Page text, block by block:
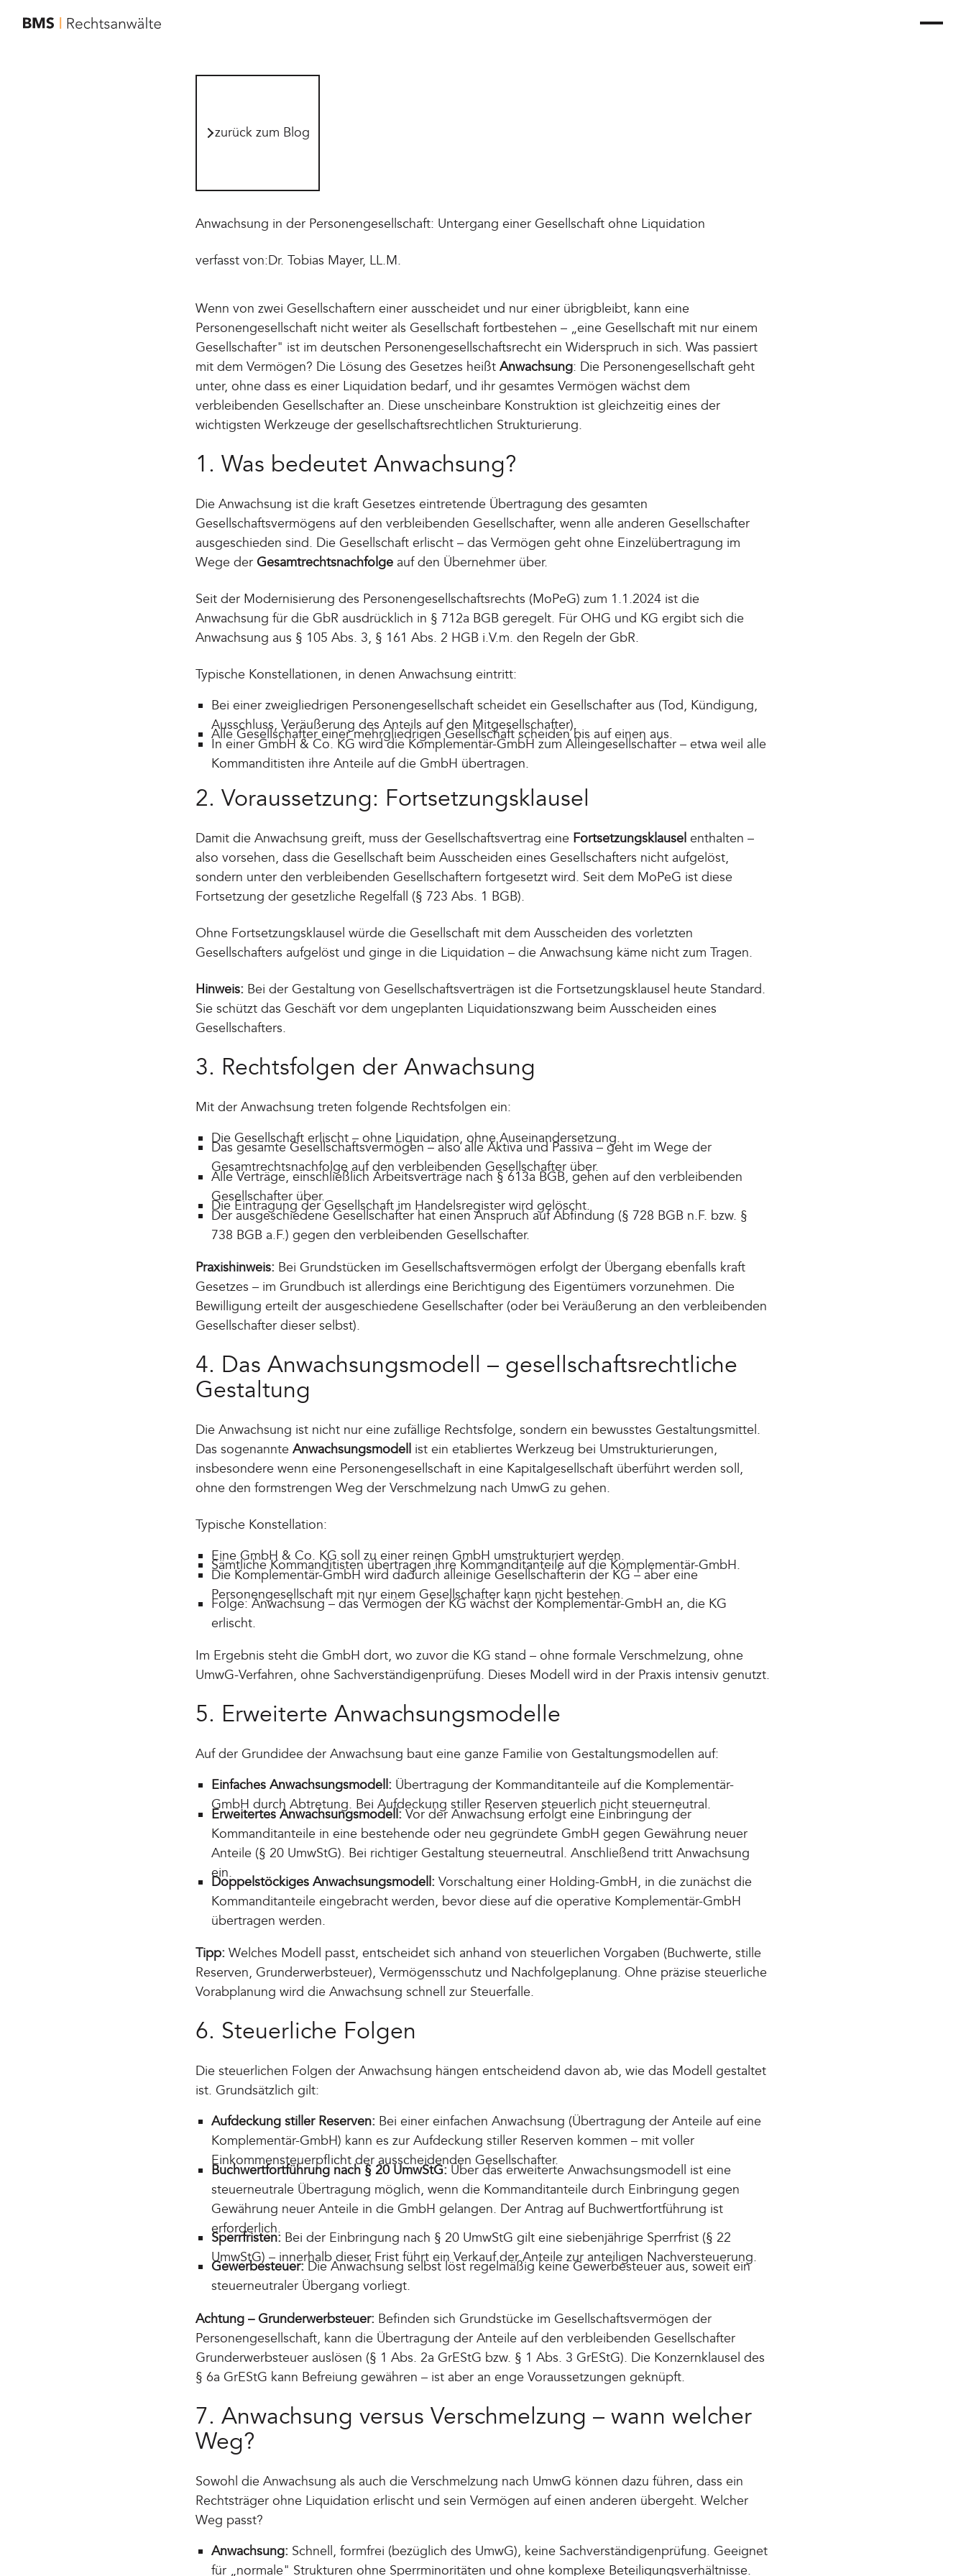
zur Startseite von BMS Rechtsanwälte
zurück zum Blog
Anwachsung in der Personengesellschaft: Untergang einer Gesellschaft ohne Liquidation
verfasst von:Dr. Tobias Mayer, LL.M.
Wenn von zwei Gesellschaftern einer ausscheidet und nur einer übrigbleibt, kann eine
Personengesellschaft nicht weiter als Gesellschaft fortbestehen – „eine Gesellschaft mit nur einem
Gesellschafter" ist im deutschen Personengesellschaftsrecht ein Widerspruch in sich. Was passiert
mit dem Vermögen? Die Lösung des Gesetzes heißt Anwachsung: Die Personengesellschaft geht
unter, ohne dass es einer Liquidation bedarf, und ihr gesamtes Vermögen wächst dem
verbleibenden Gesellschafter an. Diese unscheinbare Konstruktion ist gleichzeitig eines der
wichtigsten Werkzeuge der gesellschaftsrechtlichen Strukturierung.
1. Was bedeutet Anwachsung?
Die Anwachsung ist die kraft Gesetzes eintretende Übertragung des gesamten
Gesellschaftsvermögens auf den verbleibenden Gesellschafter, wenn alle anderen Gesellschafter
ausgeschieden sind. Die Gesellschaft erlischt – das Vermögen geht ohne Einzelübertragung im
Wege der Gesamtrechtsnachfolge auf den Übernehmer über.
Seit der Modernisierung des Personengesellschaftsrechts (MoPeG) zum 1.1.2024 ist die
Anwachsung für die GbR ausdrücklich in § 712a BGB geregelt. Für OHG und KG ergibt sich die
Anwachsung aus § 105 Abs. 3, § 161 Abs. 2 HGB i.V.m. den Regeln der GbR.
Typische Konstellationen, in denen Anwachsung eintritt:
Bei einer zweigliedrigen Personengesellschaft scheidet ein Gesellschafter aus (Tod, Kündigung,
Ausschluss, Veräußerung des Anteils auf den Mitgesellschafter).
Alle Gesellschafter einer mehrgliedrigen Gesellschaft scheiden bis auf einen aus.
In einer GmbH & Co. KG wird die Komplementär-GmbH zum Alleingesellschafter – etwa weil alle
Kommanditisten ihre Anteile auf die GmbH übertragen.
2. Voraussetzung: Fortsetzungsklausel
Damit die Anwachsung greift, muss der Gesellschaftsvertrag eine Fortsetzungsklausel enthalten –
also vorsehen, dass die Gesellschaft beim Ausscheiden eines Gesellschafters nicht aufgelöst,
sondern unter den verbleibenden Gesellschaftern fortgesetzt wird. Seit dem MoPeG ist diese
Fortsetzung der gesetzliche Regelfall (§ 723 Abs. 1 BGB).
Ohne Fortsetzungsklausel würde die Gesellschaft mit dem Ausscheiden des vorletzten
Gesellschafters aufgelöst und ginge in die Liquidation – die Anwachsung käme nicht zum Tragen.
Hinweis: Bei der Gestaltung von Gesellschaftsverträgen ist die Fortsetzungsklausel heute Standard.
Sie schützt das Geschäft vor dem ungeplanten Liquidationszwang beim Ausscheiden eines
Gesellschafters.
3. Rechtsfolgen der Anwachsung
Mit der Anwachsung treten folgende Rechtsfolgen ein:
Die Gesellschaft erlischt – ohne Liquidation, ohne Auseinandersetzung.
Das gesamte Gesellschaftsvermögen – also alle Aktiva und Passiva – geht im Wege der
Gesamtrechtsnachfolge auf den verbleibenden Gesellschafter über.
Alle Verträge, einschließlich Arbeitsverträge nach § 613a BGB, gehen auf den verbleibenden
Gesellschafter über.
Die Eintragung der Gesellschaft im Handelsregister wird gelöscht.
Der ausgeschiedene Gesellschafter hat einen Anspruch auf Abfindung (§ 728 BGB n.F. bzw. §
738 BGB a.F.) gegen den verbleibenden Gesellschafter.
Praxishinweis: Bei Grundstücken im Gesellschaftsvermögen erfolgt der Übergang ebenfalls kraft
Gesetzes – im Grundbuch ist allerdings eine Berichtigung des Eigentümers vorzunehmen. Die
Bewilligung erteilt der ausgeschiedene Gesellschafter (oder bei Veräußerung an den verbleibenden
Gesellschafter dieser selbst).
4. Das Anwachsungsmodell – gesellschaftsrechtliche
Gestaltung
Die Anwachsung ist nicht nur eine zufällige Rechtsfolge, sondern ein bewusstes Gestaltungsmittel.
Das sogenannte Anwachsungsmodell ist ein etabliertes Werkzeug bei Umstrukturierungen,
insbesondere wenn eine Personengesellschaft in eine Kapitalgesellschaft überführt werden soll,
ohne den formstrengen Weg der Verschmelzung nach UmwG zu gehen.
Typische Konstellation:
Eine GmbH & Co. KG soll zu einer reinen GmbH umstrukturiert werden.
Sämtliche Kommanditisten übertragen ihre Kommanditanteile auf die Komplementär-GmbH.
Die Komplementär-GmbH wird dadurch alleinige Gesellschafterin der KG – aber eine
Personengesellschaft mit nur einem Gesellschafter kann nicht bestehen.
Folge: Anwachsung – das Vermögen der KG wächst der Komplementär-GmbH an, die KG
erlischt.
Im Ergebnis steht die GmbH dort, wo zuvor die KG stand – ohne formale Verschmelzung, ohne
UmwG-Verfahren, ohne Sachverständigenprüfung. Dieses Modell wird in der Praxis intensiv genutzt.
5. Erweiterte Anwachsungsmodelle
Auf der Grundidee der Anwachsung baut eine ganze Familie von Gestaltungsmodellen auf:
Einfaches Anwachsungsmodell: Übertragung der Kommanditanteile auf die Komplementär-
GmbH durch Abtretung. Bei Aufdeckung stiller Reserven steuerlich nicht steuerneutral.
Erweitertes Anwachsungsmodell: Vor der Anwachsung erfolgt eine Einbringung der
Kommanditanteile in eine bestehende oder neu gegründete GmbH gegen Gewährung neuer
Anteile (§ 20 UmwStG). Bei richtiger Gestaltung steuerneutral. Anschließend tritt Anwachsung
ein.
Doppelstöckiges Anwachsungsmodell: Vorschaltung einer Holding-GmbH, in die zunächst die
Kommanditanteile eingebracht werden, bevor diese auf die operative Komplementär-GmbH
übertragen werden.
Tipp: Welches Modell passt, entscheidet sich anhand von steuerlichen Vorgaben (Buchwerte, stille
Reserven, Grunderwerbsteuer), Vermögensschutz und Nachfolgeplanung. Ohne präzise steuerliche
Vorabplanung wird die Anwachsung schnell zur Steuerfalle.
6. Steuerliche Folgen
Die steuerlichen Folgen der Anwachsung hängen entscheidend davon ab, wie das Modell gestaltet
ist. Grundsätzlich gilt:
Aufdeckung stiller Reserven: Bei einer einfachen Anwachsung (Übertragung der Anteile auf eine
Komplementär-GmbH) kann es zur Aufdeckung stiller Reserven kommen – mit voller
Einkommensteuerpflicht der ausscheidenden Gesellschafter.
Buchwertfortführung nach § 20 UmwStG: Über das erweiterte Anwachsungsmodell ist eine
steuerneutrale Übertragung möglich, wenn die Kommanditanteile durch Einbringung gegen
Gewährung neuer Anteile in die GmbH gelangen. Der Antrag auf Buchwertfortführung ist
erforderlich.
Sperrfristen: Bei der Einbringung nach § 20 UmwStG gilt eine siebenjährige Sperrfrist (§ 22
UmwStG) – innerhalb dieser Frist führt ein Verkauf der Anteile zur anteiligen Nachversteuerung.
Gewerbesteuer:Die Anwachsung selbst löst regelmäßig keine Gewerbesteuer aus, soweit ein
steuerneutraler Übergang vorliegt.
Achtung – Grunderwerbsteuer: Befinden sich Grundstücke im Gesellschaftsvermögen der
Personengesellschaft, kann die Übertragung der Anteile auf den verbleibenden Gesellschafter
Grunderwerbsteuer auslösen (§ 1 Abs. 2a GrEStG bzw. § 1 Abs. 3 GrEStG). Die Konzernklausel des
§ 6a GrEStG kann Befreiung gewähren – ist aber an enge Voraussetzungen geknüpft.
7. Anwachsung versus Verschmelzung – wann welcher
Weg?
Sowohl die Anwachsung als auch die Verschmelzung nach UmwG können dazu führen, dass ein
Rechtsträger ohne Liquidation erlischt und sein Vermögen auf einen anderen übergeht. Welcher
Weg passt?
Anwachsung: Schnell, formfrei (bezüglich des UmwG), keine Sachverständigenprüfung. Geeignet
für „normale" Strukturen ohne Sperrminoritäten und ohne komplexe Beteiligungsverhältnisse.